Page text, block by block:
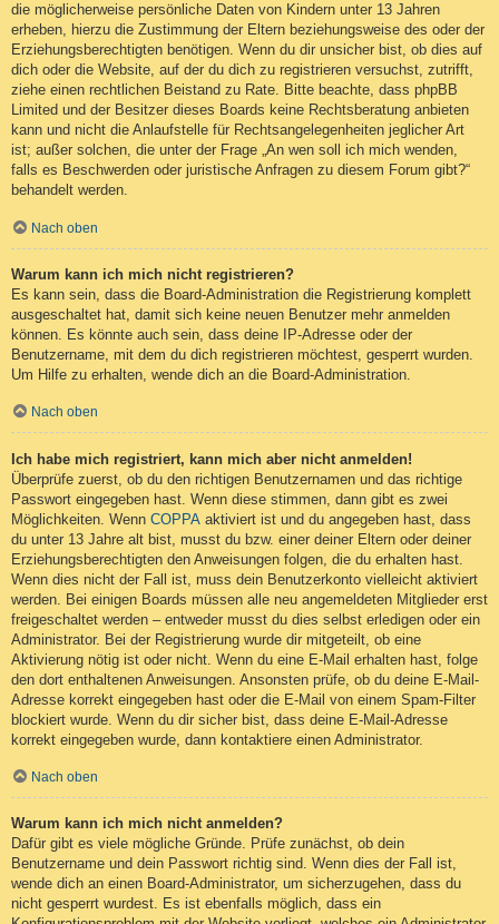
die möglicherweise persönliche Daten von Kindern unter 13 Jahren
erheben, hierzu die Zustimmung der Eltern beziehungsweise des oder der
Erziehungsberechtigten benötigen. Wenn du dir unsicher bist, ob dies auf
dich oder die Website, auf der du dich zu registrieren versuchst, zutrifft,
ziehe einen rechtlichen Beistand zu Rate. Bitte beachte, dass phpBB
Limited und der Besitzer dieses Boards keine Rechtsberatung anbieten
kann und nicht die Anlaufstelle für Rechtsangelegenheiten jeglicher Art
ist; außer solchen, die unter der Frage „An wen soll ich mich wenden,
falls es Beschwerden oder juristische Anfragen zu diesem Forum gibt?“
behandelt werden.
Nach oben
Warum kann ich mich nicht registrieren?
Es kann sein, dass die Board-Administration die Registrierung komplett
ausgeschaltet hat, damit sich keine neuen Benutzer mehr anmelden
können. Es könnte auch sein, dass deine IP-Adresse oder der
Benutzername, mit dem du dich registrieren möchtest, gesperrt wurden.
Um Hilfe zu erhalten, wende dich an die Board-Administration.
Nach oben
Ich habe mich registriert, kann mich aber nicht anmelden!
Überprüfe zuerst, ob du den richtigen Benutzernamen und das richtige
Passwort eingegeben hast. Wenn diese stimmen, dann gibt es zwei
Möglichkeiten. Wenn COPPA aktiviert ist und du angegeben hast, dass
du unter 13 Jahre alt bist, musst du bzw. einer deiner Eltern oder deiner
Erziehungsberechtigten den Anweisungen folgen, die du erhalten hast.
Wenn dies nicht der Fall ist, muss dein Benutzerkonto vielleicht aktiviert
werden. Bei einigen Boards müssen alle neu angemeldeten Mitglieder erst
freigeschaltet werden – entweder musst du dies selbst erledigen oder ein
Administrator. Bei der Registrierung wurde dir mitgeteilt, ob eine
Aktivierung nötig ist oder nicht. Wenn du eine E-Mail erhalten hast, folge
den dort enthaltenen Anweisungen. Ansonsten prüfe, ob du deine E-Mail-
Adresse korrekt eingegeben hast oder die E-Mail von einem Spam-Filter
blockiert wurde. Wenn du dir sicher bist, dass deine E-Mail-Adresse
korrekt eingegeben wurde, dann kontaktiere einen Administrator.
Nach oben
Warum kann ich mich nicht anmelden?
Dafür gibt es viele mögliche Gründe. Prüfe zunächst, ob dein
Benutzername und dein Passwort richtig sind. Wenn dies der Fall ist,
wende dich an einen Board-Administrator, um sicherzugehen, dass du
nicht gesperrt wurdest. Es ist ebenfalls möglich, dass ein